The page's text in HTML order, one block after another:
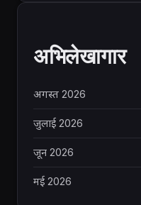
अभिलेखागार
अगस्त 2026
जुलाई 2026
जून 2026
मई 2026